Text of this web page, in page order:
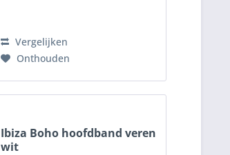
Vergelijken
Onthouden
Ibiza Boho hoofdband veren
wit